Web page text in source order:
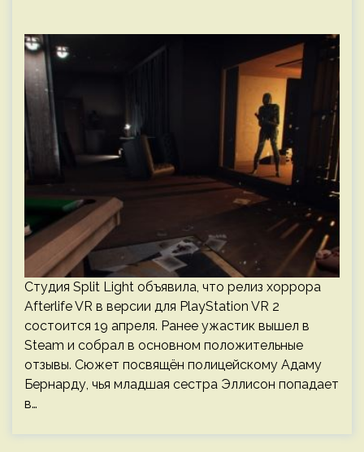
Студия Split Light объявила, что релиз хоррора
Afterlife VR в версии для PlayStation VR 2
состоится 19 апреля. Ранее ужастик вышел в
Steam и собрал в основном положительные
отзывы. Сюжет посвящён полицейскому Адаму
Бернарду, чья младшая сестра Эллисон попадает
в…